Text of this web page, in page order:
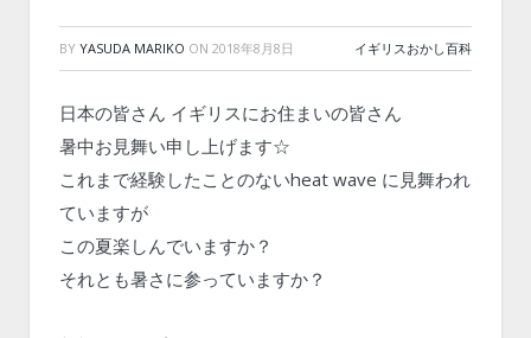
BY YASUDA MARIKO ON 2018年8月8日 イギリスおかし百科
日本の皆さん イギリスにお住まいの皆さん
暑中お見舞い申し上げます☆
これまで経験したことのないheat wave に見舞われ
ていますが
この夏楽しんでいますか？
それとも暑さに参っていますか？